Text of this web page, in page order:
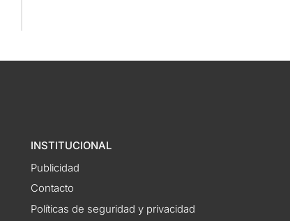
INSTITUCIONAL
Publicidad
Contacto
Políticas de seguridad y privacidad